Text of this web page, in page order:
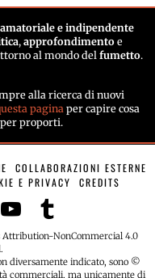
amatoriale e indipendente
, approfondimento e
al mondo del fumetto.
alla ricerca di nuovi
paginaper capire cosa
proporti.
COLLABORAZIONI ESTERNE
E PRIVACY CREDITS
Attribution-NonCommercial 4.0
diversamente indicato, sono ©
commerciali, ma unicamente di